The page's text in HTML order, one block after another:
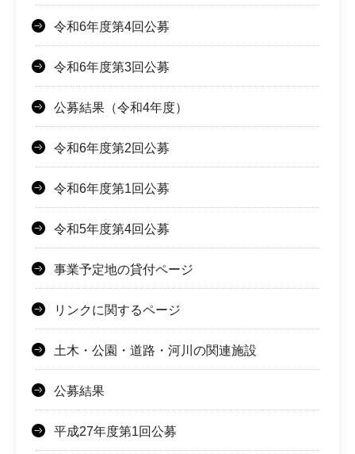
令和6年度第4回公募
令和6年度第3回公募
公募結果（令和4年度）
令和6年度第2回公募
令和6年度第1回公募
令和5年度第4回公募
事業予定地の貸付ページ
リンクに関するページ
土木・公園・道路・河川の関連施設
公募結果
平成27年度第1回公募